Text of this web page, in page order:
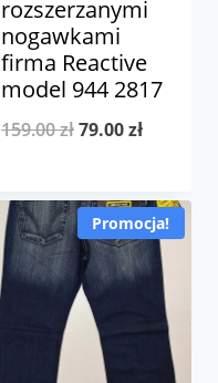
rozszerzanymi
nogawkami
firma Reactive
model 944 2817
159.00złPierwotna
wynosiła:
159.00 zł.
79.00złAktualna
wynosi:
79.00 zł.
Promocja!